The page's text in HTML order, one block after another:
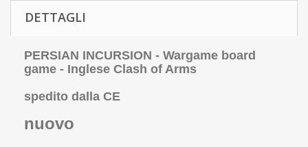
DETTAGLI
PERSIAN INCURSION - Wargame board
game - Inglese Clash of Arms
spedito dalla CE
nuovo